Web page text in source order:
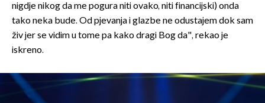
nigdje nikog da me pogura niti ovako, niti financijski) onda
tako neka bude. Od pjevanja i glazbe ne odustajem dok sam
živ jer se vidim u tome pa kako dragi Bog da", rekao je
iskreno.